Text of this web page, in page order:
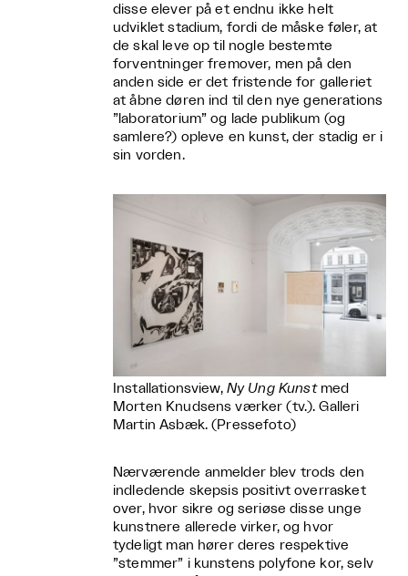
disse elever på et endnu ikke helt
udviklet stadium, fordi de måske føler, at
de skal leve op til nogle bestemte
forventninger fremover, men på den
anden side er det fristende for galleriet
at åbne døren ind til den nye generations
”laboratorium” og lade publikum (og
samlere?) opleve en kunst, der stadig er i
sin vorden.
Installationsview, Ny Ung Kunstmed
Morten Knudsens værker (tv.). Galleri
Martin Asbæk. (Pressefoto)
Nærværende anmelder blev trods den
indledende skepsis positivt overrasket
over, hvor sikre og seriøse disse unge
kunstnere allerede virker, og hvor
tydeligt man hører deres respektive
”stemmer” i kunstens polyfone kor, selv